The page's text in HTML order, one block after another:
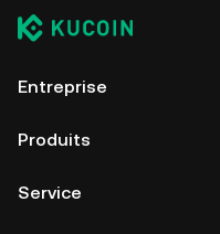
Entreprise
Produits
Service